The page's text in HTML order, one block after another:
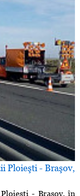
Ploieşti - Braşov,
- Braşov, în